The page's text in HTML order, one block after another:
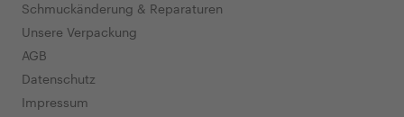
Schmuckänderung & Reparaturen
Unsere Verpackung
AGB
Datenschutz
Impressum